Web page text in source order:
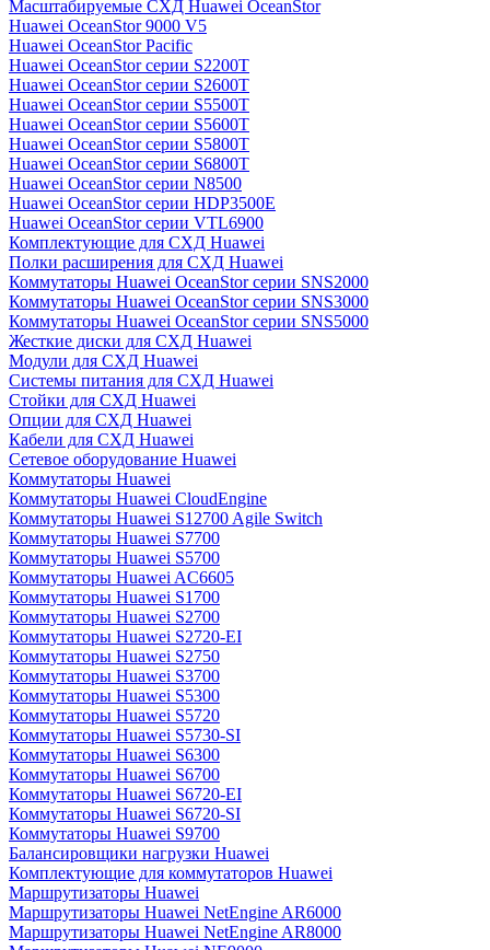
Масштабируемые СХД Huawei OceanStor
Huawei OceanStor 9000 V5
Huawei OceanStor Pacific
Huawei OceanStor серии S2200T
Huawei OceanStor серии S2600T
Huawei OceanStor серии S5500T
Huawei OceanStor серии S5600T
Huawei OceanStor серии S5800T
Huawei OceanStor серии S6800T
Huawei OceanStor серии N8500
Huawei OceanStor серии HDP3500E
Huawei OceanStor серии VTL6900
Комплектующие для СХД Huawei
Полки расширения для СХД Huawei
Коммутаторы Huawei OceanStor серии SNS2000
Коммутаторы Huawei OceanStor серии SNS3000
Коммутаторы Huawei OceanStor серии SNS5000
Жесткие диски для СХД Huawei
Модули для СХД Huawei
Системы питания для СХД Huawei
Стойки для СХД Huawei
Опции для СХД Huawei
Кабели для СХД Huawei
Сетевое оборудование Huawei
Коммутаторы Huawei
Коммутаторы Huawei CloudEngine
Коммутаторы Huawei S12700 Agile Switch
Коммутаторы Huawei S7700
Коммутаторы Huawei S5700
Коммутаторы Huawei AC6605
Коммутаторы Huawei S1700
Коммутаторы Huawei S2700
Коммутаторы Huawei S2720-EI
Коммутаторы Huawei S2750
Коммутаторы Huawei S3700
Коммутаторы Huawei S5300
Коммутаторы Huawei S5720
Коммутаторы Huawei S5730-SI
Коммутаторы Huawei S6300
Коммутаторы Huawei S6700
Коммутаторы Huawei S6720-EI
Коммутаторы Huawei S6720-SI
Коммутаторы Huawei S9700
Балансировщики нагрузки Huawei
Комплектующие для коммутаторов Huawei
Маршрутизаторы Huawei
Маршрутизаторы Huawei NetEngine AR6000
Маршрутизаторы Huawei NetEngine AR8000